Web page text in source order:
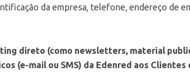
da empresa, telefone, endereço de
direto (como newsletters, material
(e-mail ou SMS) da Edenred aos Clientes